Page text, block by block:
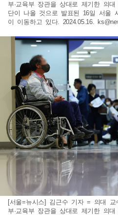
부·교육부 장관을 상대로 제기한 의
단이 나올 것으로 발표된 16일 서울
이 이동하고 있다. 2024.05.16.
[서울=뉴시스] 김근수 기자 = 의대
부·교육부 장관을 상대로 제기한 의